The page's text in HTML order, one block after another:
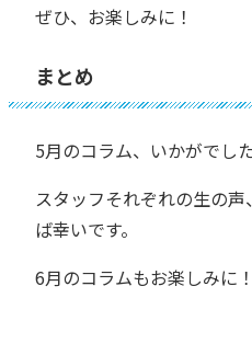
ぜひ、お楽しみに！
まとめ
5月のコラム、いかがでし
スタッフそれぞれの生の
ば幸いです。
6月のコラムもお楽しみに！